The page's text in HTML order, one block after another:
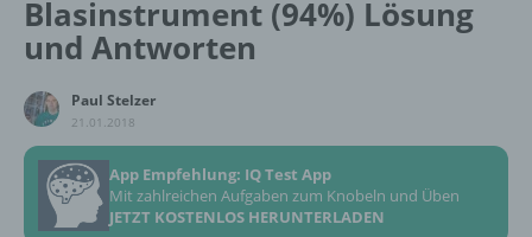
Blasinstrument (94%) Lösung
und Antworten
Paul Stelzer
21.01.2018
App Empfehlung: IQ Test App
Mit zahlreichen Aufgaben zum Knobeln und Üben
JETZT KOSTENLOS HERUNTERLADEN